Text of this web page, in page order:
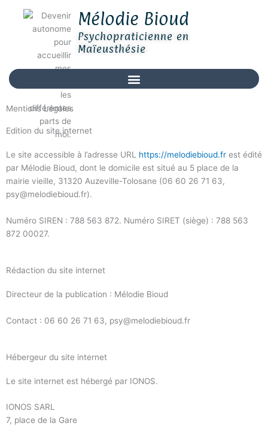
Mélodie Bioud
Psychopraticienne en
Maïeusthésie
Mentions Légales
Edition du site internet
Le site accessible à l’adresse URL https://melodiebioud.fr est édité
par Mélodie Bioud, dont le domicile est situé au 5 place de la
mairie vieille, 31320 Auzeville-Tolosane (06 60 26 71 63,
psy@melodiebioud.fr).
Numéro SIREN : 788 563 872. Numéro SIRET (siège) : 788 563
872 00027.
Rédaction du site internet
Directeur de la publication : Mélodie Bioud
Contact : 06 60 26 71 63, psy@melodiebioud.fr
Hébergeur du site internet
Le site internet est hébergé par IONOS.
IONOS SARL
7, place de la Gare